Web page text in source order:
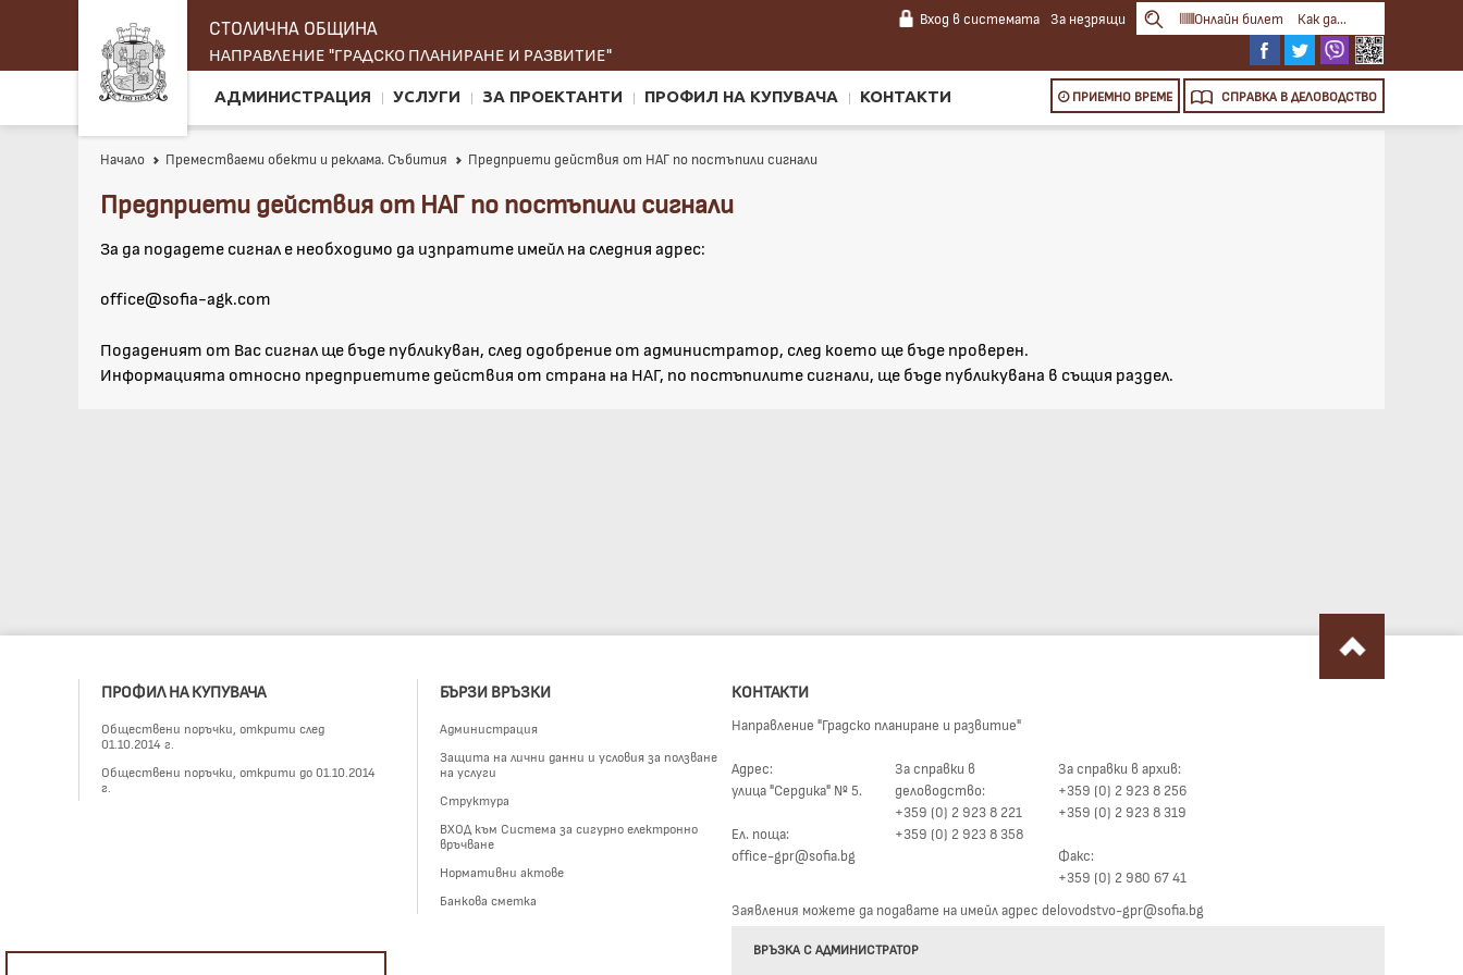
СТОЛИЧНА ОБЩИНА
НАПРАВЛЕНИЕ "ГРАДСКО ПЛАНИРАНЕ И РАЗВИТИЕ"
Вход в системата За незрящи Онлайн билет Как да...
АДМИНИСТРАЦИЯ УСЛУГИ ЗА ПРОЕКТАНТИ ПРОФИЛ НА КУПУВАЧА КОНТАКТИ ПРИЕМНО ВРЕМЕ СПРАВКА В ДЕЛОВОДСТВО
Начало Преместваеми обекти и реклама. Събития Предприети действия от НАГ по постъпили сигнали
Предприети действия от НАГ по постъпили сигнали
За да подадете сигнал е необходимо да изпратите имейл на следния адрес:
office@sofia-agk.com
Подаденият от Вас сигнал ще бъде публикуван, след одобрение от администратор, след което ще бъде проверен.
Информацията относно предприетите действия от страна на НАГ, по постъпилите сигнали, ще бъде публикувана в същия раздел.
ПРОФИЛ НА КУПУВАЧА
Обществени поръчки, открити след
01.10.2014 г.
Обществени поръчки, открити до 01.10.2014
г.
БЪРЗИ ВРЪЗКИ
Администрация
Защита на лични данни и условия за ползване
на услуги
Структура
ВХОД към Система за сигурно електронно
връчване
Нормативни актове
Банкова сметка
КОНТАКТИ
Направление "Градско планиране и развитие"
Адрес:
улица "Сердика" № 5.
Ел. поща:
office-gpr@sofia.bg
За справки в
деловодство:
+359 (0) 2 923 8 221
+359 (0) 2 923 8 358
За справки в архив:
+359 (0) 2 923 8 256
+359 (0) 2 923 8 319
Факс:
+359 (0) 2 980 67 41
Заявления можете да подавате на имейл адрес delovodstvo-gpr@sofia.bg
ВРЪЗКА С АДМИНИСТРАТОР